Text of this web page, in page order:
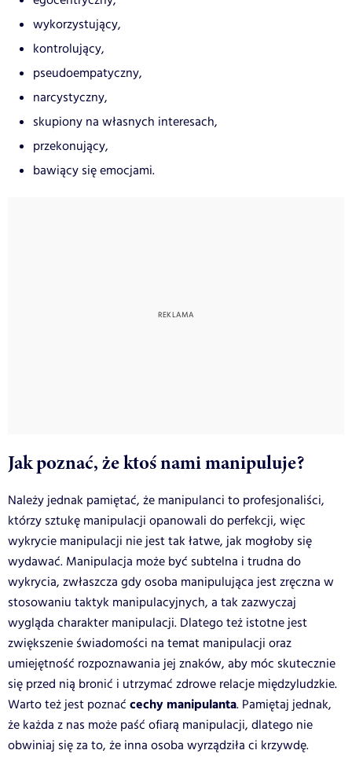
wykorzystujący,
kontrolujący,
pseudoempatyczny,
narcystyczny,
skupiony na własnych interesach,
przekonujący,
bawiący się emocjami.
Jak poznać, że ktoś nami manipuluje?
Należy jednak pamiętać, że manipulanci to profesjonaliści,
którzy sztukę manipulacji opanowali do perfekcji, więc
wykrycie manipulacji nie jest tak łatwe, jak mogłoby się
wydawać. Manipulacja może być subtelna i trudna do
wykrycia, zwłaszcza gdy osoba manipulująca jest zręczna w
stosowaniu taktyk manipulacyjnych, a tak zazwyczaj
wygląda charakter manipulacji. Dlatego też istotne jest
zwiększenie świadomości na temat manipulacji oraz
umiejętność rozpoznawania jej znaków, aby móc skutecznie
się przed nią bronić i utrzymać zdrowe relacje międzyludzkie.
Warto też jest poznać cechy manipulanta. Pamiętaj jednak,
że każda z nas może paść ofiarą manipulacji, dlatego nie
obwiniaj się za to, że inna osoba wyrządziła ci krzywdę.